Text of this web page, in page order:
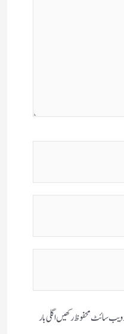
سائٹ محفوظ رکھیں اگلی بار